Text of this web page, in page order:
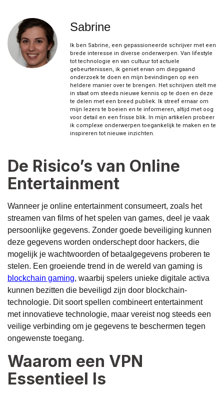
Sabrine
Ik ben Sabrine, een gepassioneerde schrijver met een
brede interesse in diverse onderwerpen. Van lifestyle
tot technologie en van cultuur tot actuele
gebeurtenissen, ik geniet ervan om diepgaand
onderzoek te doen en mijn bevindingen op een
heldere manier over te brengen. Het schrijven stelt me
in staat om steeds nieuwe kennis op te doen en deze
te delen met een breed publiek. Ik streef ernaar om
mijn lezers te boeien en te informeren, altijd met oog
voor detail en een frisse blik. In mijn artikelen probeer
ik complexe onderwerpen toegankelijk te maken en te
inspireren tot nieuwe inzichten.
De Risico’s van Online
Entertainment
Wanneer je online entertainment consumeert, zoals het
streamen van films of het spelen van games, deel je vaak
persoonlijke gegevens. Zonder goede beveiliging kunnen
deze gegevens worden onderschept door hackers, die
mogelijk je wachtwoorden of betaalgegevens proberen te
stelen. Een groeiende trend in de wereld van gaming is
blockchain gaming, waarbij spelers unieke digitale activa
kunnen bezitten die beveiligd zijn door blockchain-
technologie. Dit soort spellen combineert entertainment
met innovatieve technologie, maar vereist nog steeds een
veilige verbinding om je gegevens te beschermen tegen
ongewenste toegang.
Waarom een VPN
Essentieel Is